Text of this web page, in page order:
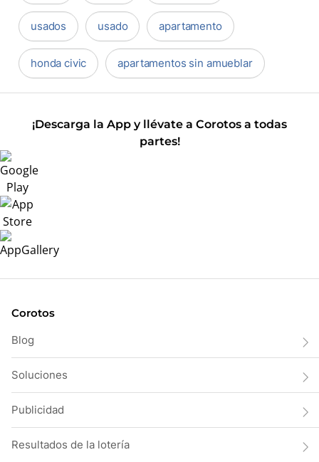
usados usado apartamento
honda civic apartamentos sin amueblar
¡Descarga la App y llévate a Corotos a todas
partes!
Corotos
Blog
Soluciones
Publicidad
Resultados de la lotería